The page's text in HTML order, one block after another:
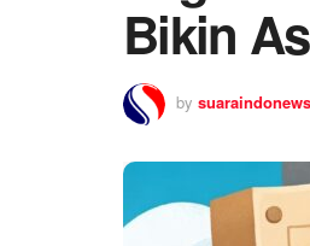
Bikin
by suaraindonews